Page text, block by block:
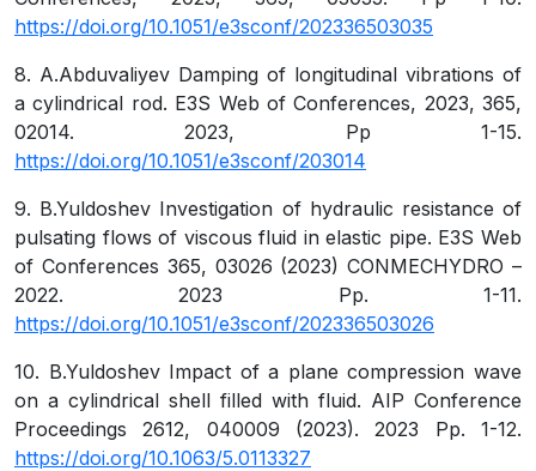
https://doi.org/10.1051/e3sconf/202336503035
8. A.Abduvaliyev Damping of longitudinal vibrations of
a cylindrical rod. E3S Web of Conferences, 2023, 365,
02014. 2023, Рр 1-15.
https://doi.org/10.1051/e3sconf/203014
9. B.Yuldoshev Investigation of hydraulic resistance of
pulsating flows of viscous fluid in elastic pipe. E3S Web
of Conferences 365, 03026 (2023) CONMECHYDRO –
2022. 2023 Рр. 1-11.
https://doi.org/10.1051/e3sconf/202336503026
10. B.Yuldoshev Impact of a plane compression wave
on a cylindrical shell filled with fluid. AIP Conference
Proceedings 2612, 040009 (2023). 2023 Рр. 1-12.
https://doi.org/10.1063/5.0113327